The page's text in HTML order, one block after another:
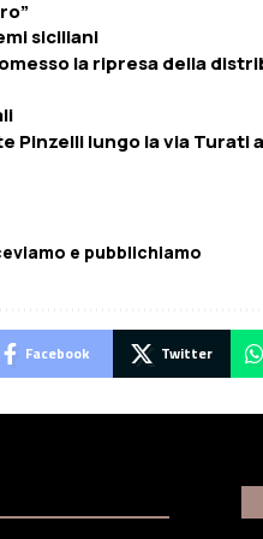
siciliani
la ripresa della
lungo la via Turati
e pubblichiamo
Facebook Twitter